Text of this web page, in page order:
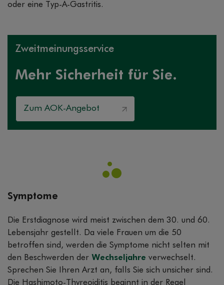
oder eine Typ-A-Gastritis.
Zweitmeinungsservice
Mehr Sicherheit für Sie.
Zum AOK-Angebot
Symptome
Die Erstdiagnose wird meist zwischen dem 30. und 60.
Lebensjahr gestellt. Da viele Frauen um die 50
betroffen sind, werden die Symptome nicht selten mit
den Beschwerden der Wechseljahre verwechselt.
Sprechen Sie Ihren Arzt an, falls Sie sich unsicher sind.
Die Hashimoto-Thyreoiditis beginnt in der Regel